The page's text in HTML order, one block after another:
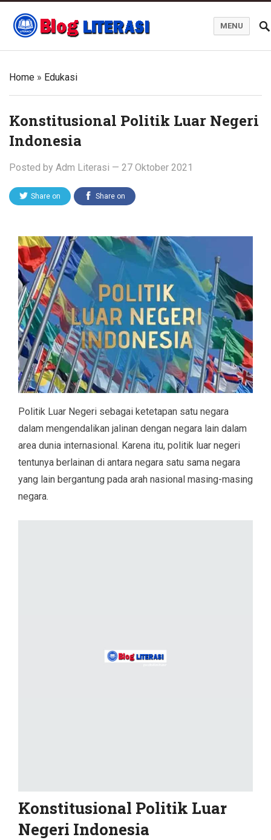
MENU
Home » Edukasi
Konstitusional Politik Luar Negeri
Indonesia
Posted by Adm Literasi — 27 Oktober 2021
Share on Share on
Politik Luar Negeri sebagai ketetapan satu negara
dalam mengendalikan jalinan dengan negara lain dalam
area dunia internasional. Karena itu, politik luar negeri
tentunya berlainan di antara negara satu sama negara
yang lain bergantung pada arah nasional masing-masing
negara.
Konstitusional Politik Luar
Negeri Indonesia